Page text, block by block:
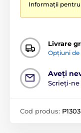
Informații
Livrare
Opțiuni de
Aveți
Scrieți-ne
Cod produs: P1303